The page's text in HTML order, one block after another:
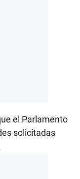
el Parlamento
solicitadas